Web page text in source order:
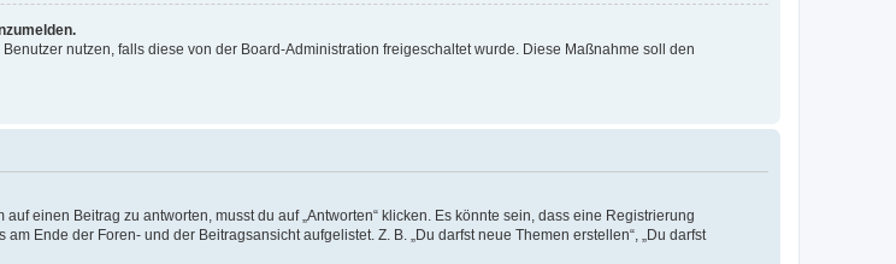
nutzen, falls diese von der Board-Administration freigeschaltet wurde. Diese Maßnahme soll den
einen Beitrag zu antworten, musst du auf „Antworten“ klicken. Es könnte sein, dass eine Registrierung
Ende der Foren- und der Beitragsansicht aufgelistet. Z. B. „Du darfst neue Themen erstellen“, „Du darfst